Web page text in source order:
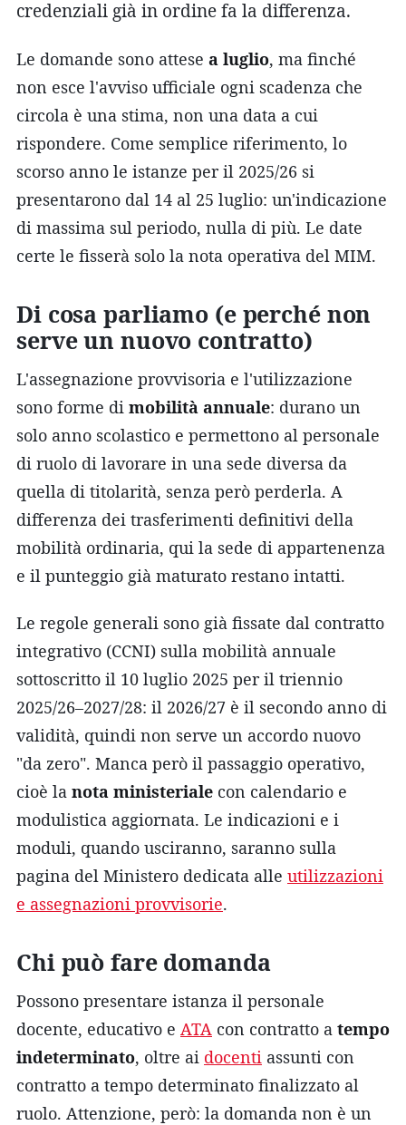
credenziali già in ordine fa la differenza.
Le domande sono attese a luglio, ma finché
non esce l'avviso ufficiale ogni scadenza che
circola è una stima, non una data a cui
rispondere. Come semplice riferimento, lo
scorso anno le istanze per il 2025/26 si
presentarono dal 14 al 25 luglio: un'indicazione
di massima sul periodo, nulla di più. Le date
certe le fisserà solo la nota operativa del MIM.
Di cosa parliamo (e perché non
serve un nuovo contratto)
L'assegnazione provvisoria e l'utilizzazione
sono forme di mobilità annuale: durano un
solo anno scolastico e permettono al personale
di ruolo di lavorare in una sede diversa da
quella di titolarità, senza però perderla. A
differenza dei trasferimenti definitivi della
mobilità ordinaria, qui la sede di appartenenza
e il punteggio già maturato restano intatti.
Le regole generali sono già fissate dal contratto
integrativo (CCNI) sulla mobilità annuale
sottoscritto il 10 luglio 2025 per il triennio
2025/26–2027/28: il 2026/27 è il secondo anno di
validità, quindi non serve un accordo nuovo
"da zero". Manca però il passaggio operativo,
cioè la nota ministeriale con calendario e
modulistica aggiornata. Le indicazioni e i
moduli, quando usciranno, saranno sulla
pagina del Ministero dedicata alle utilizzazioni
e assegnazioni provvisorie.
Chi può fare domanda
Possono presentare istanza il personale
docente, educativo e ATA con contratto a tempo
indeterminato, oltre ai docenti assunti con
contratto a tempo determinato finalizzato al
ruolo. Attenzione, però: la domanda non è un